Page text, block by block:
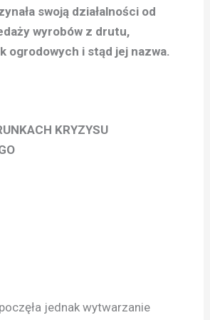
swoją działalności od
wyrobów z drutu,
ogrodowych i stąd jej nazwa.
KRYZYSU
jednak wytwarzanie